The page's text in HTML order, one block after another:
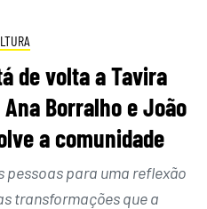
de volta a Tavira
Borralho e João
a comunidade
pessoas para uma reflexão
transformações que a